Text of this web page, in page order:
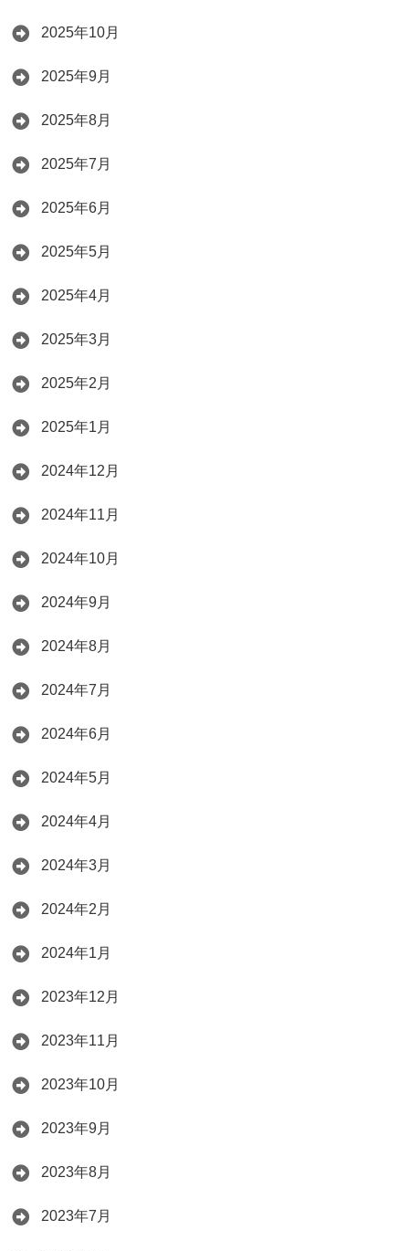
2025年10月
2025年9月
2025年8月
2025年7月
2025年6月
2025年5月
2025年4月
2025年3月
2025年2月
2025年1月
2024年12月
2024年11月
2024年10月
2024年9月
2024年8月
2024年7月
2024年6月
2024年5月
2024年4月
2024年3月
2024年2月
2024年1月
2023年12月
2023年11月
2023年10月
2023年9月
2023年8月
2023年7月